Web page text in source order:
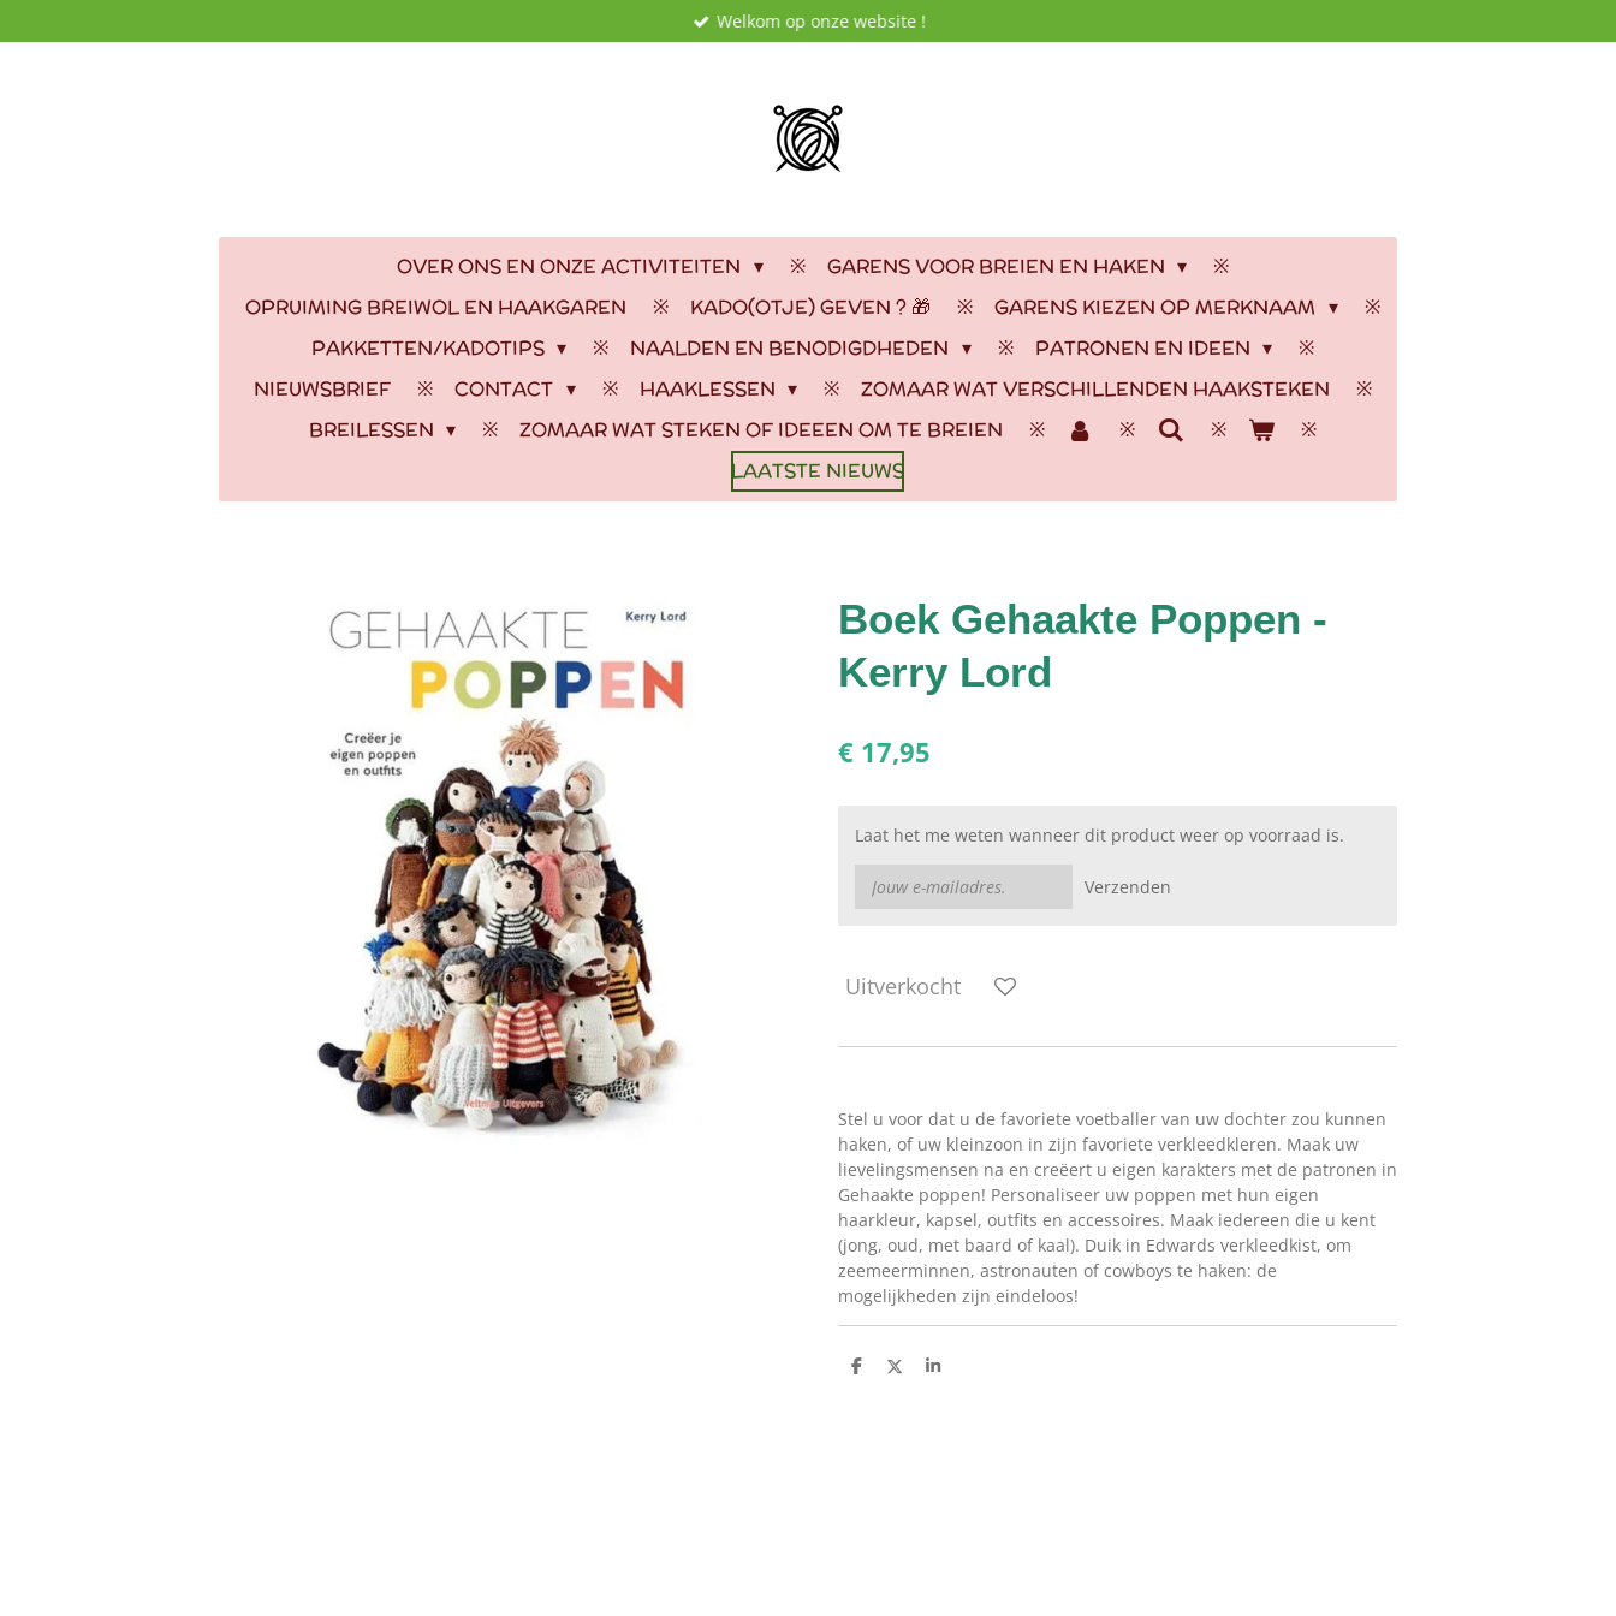
direct
Welkom op onze website !
OVER ONS EN ONZE ACTIVITEITEN
GARENS VOOR BREIEN EN HAKEN
OPRUIMING BREIWOL EN HAAKGAREN
KADO(OTJE) GEVEN ? 🎁
GARENS KIEZEN OP MERKNAAM
PAKKETTEN/KADOTIPS
NAALDEN EN BENODIGDHEDEN
PATRONEN EN IDEEN
NIEUWSBRIEF
CONTACT HAAKLESSEN
ZOMAAR WAT VERSCHILLENDEN HAAKSTEKEN
BREILESSEN
ZOMAAR WAT STEKEN OF IDEEEN OM TE BREIEN
LAATSTE NIEUWS
Boek Gehaakte Poppen -
Kerry Lord
€ 17,95
Laat het me weten wanneer dit product weer op voorraad is.
Verzenden
Uitverkocht
Stel u voor dat u de favoriete voetballer van uw dochter zou kunnen
haken, of uw kleinzoon in zijn favoriete verkleedkleren. Maak uw
lievelingsmensen na en creëert u eigen karakters met de patronen in
Gehaakte poppen! Personaliseer uw poppen met hun eigen
haarkleur, kapsel, outfits en accessoires. Maak iedereen die u kent
(jong, oud, met baard of kaal). Duik in Edwards verkleedkist, om
zeemeerminnen, astronauten of cowboys te haken: de
mogelijkheden zijn eindeloos!
D
D
S